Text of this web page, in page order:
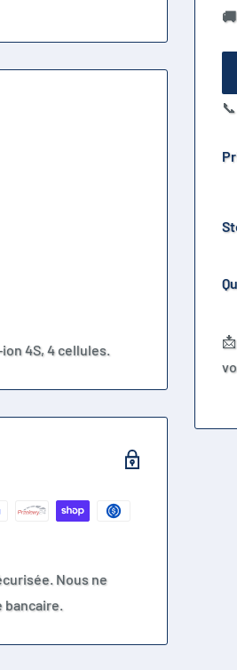
🚚​
📞
📩
4S, 4 cellules.
Nous ne
bancaire.